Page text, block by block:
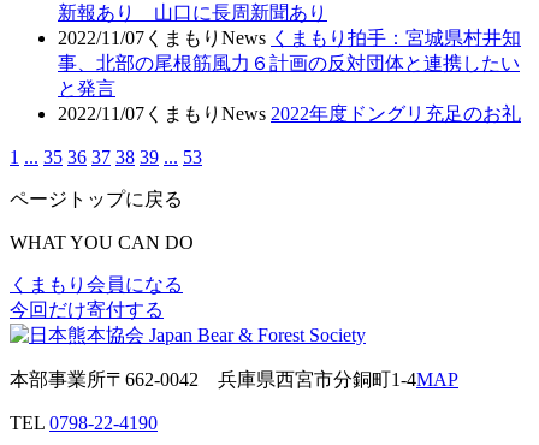
新報あり 山口に長周新聞あり
2022/11/07 くまもりNews くまもり拍手：宮城県村井知
事、北部の尾根筋風力６計画の反対団体と連携したい
と発言
2022/11/07 くまもりNews 2022年度ドングリ充足のお礼
1 ... 35 36 37 38 39 ... 53
ページトップに戻る
WHAT YOU CAN DO
くまもり会員になる
今回だけ寄付する
本部事業所〒662-0042 兵庫県西宮市分銅町1-4MAP
TEL 0798-22-4190